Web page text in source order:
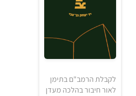
לקבלת הרמב"ם בתימן
לאור חיבור בהלכה מעדן